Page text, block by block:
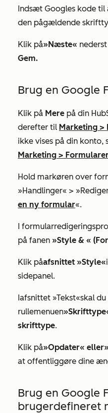
Indsæt Googles kode til
den pågældende
Klik på»Næste«
Gem.
Brug en Google
Klik på Mere på din
derefter til Marketing >
ikke vises på din konto,
Marketing >
Hold markøren over
»Handlinger« >
en ny formular«.
I
på fanen »Style & «
Klik påafsnittet »Style«
sidepanel.
Iafsnittet »Tekst«skal
rullemenuen
skrifttype.
Klik på»Opdater« eller
at offentliggøre dine
Brug en Google
brugerdefineret